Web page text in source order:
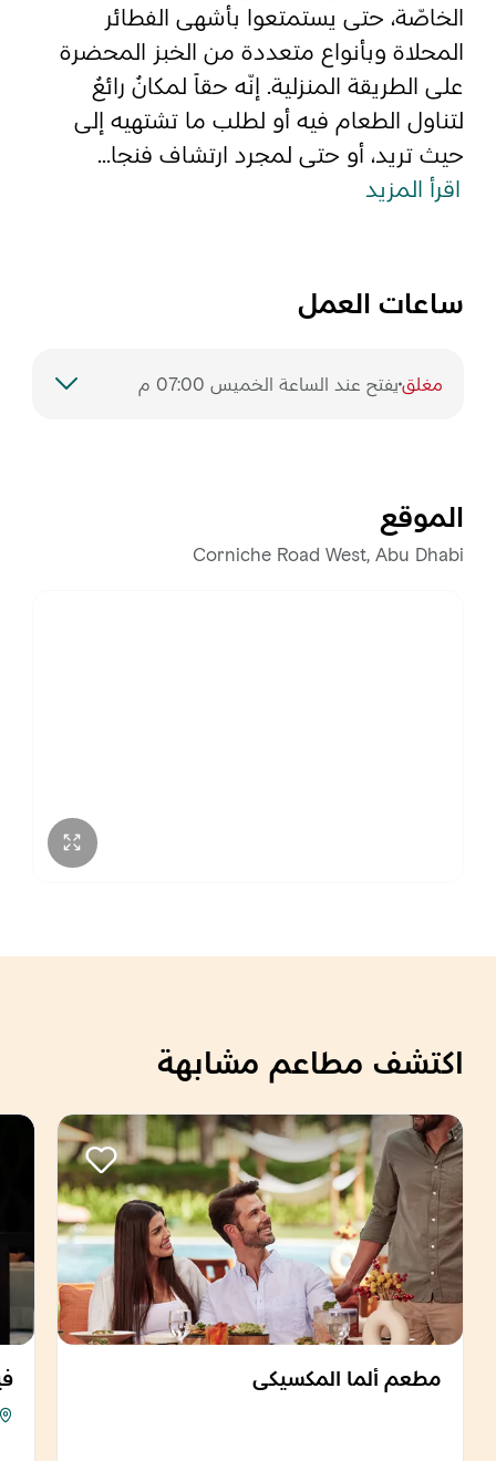
منطقة الظفرة
دائرة الثقافة والسياحة - أبوظبي
مركز أبوظبي الوطني للمعارض والمؤتمرات
الخاصّة، حتى يستمتعوا بأشهى الفطائر
المحلاة وبأنواع متعددة من الخبز المحضرة
على الطريقة المنزلية. إنّه حقاً لمكانٌ رائعٌ
لتناول الطعام فيه أو لطلب ما تشتهيه إلى
حيث تريد، أو حتى لمجرد ارتشاف فنجا...
اقرأ المزيد
ساعات العمل
مغلقيفتح عند الساعة الخميس 07:00 م
الاثنين
الموقع
Corniche Road West, Abu Dhabi
اكتشف مطاعم مشابهة
مطعم ألما المكسيكي